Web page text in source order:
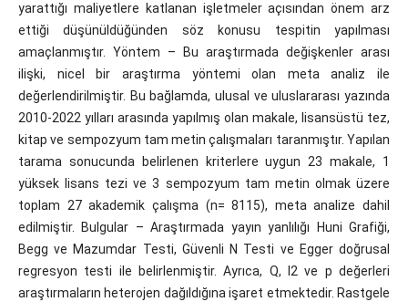
yarattığı maliyetlere katlanan işletmeler açısından önem arz
ettiği düşünüldüğünden söz konusu tespitin yapılması
amaçlanmıştır. Yöntem – Bu araştırmada değişkenler arası
ilişki, nicel bir araştırma yöntemi olan meta analiz ile
değerlendirilmiştir. Bu bağlamda, ulusal ve uluslararası yazında
2010-2022 yılları arasında yapılmış olan makale, lisansüstü tez,
kitap ve sempozyum tam metin çalışmaları taranmıştır. Yapılan
tarama sonucunda belirlenen kriterlere uygun 23 makale, 1
yüksek lisans tezi ve 3 sempozyum tam metin olmak üzere
toplam 27 akademik çalışma (n= 8115), meta analize dahil
edilmiştir. Bulgular – Araştırmada yayın yanlılığı Huni Grafiği,
Begg ve Mazumdar Testi, Güvenli N Testi ve Egger doğrusal
regresyon testi ile belirlenmiştir. Ayrıca, Q, I2 ve p değerleri
araştırmaların heterojen dağıldığına işaret etmektedir. Rastgele